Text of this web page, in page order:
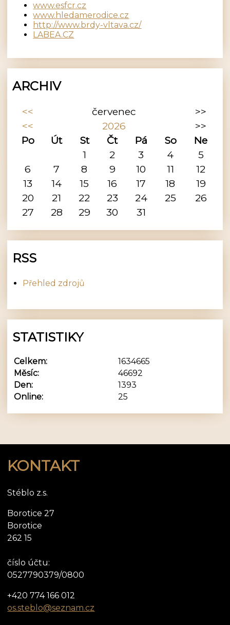
www.esfcr.cz
www.hledamerodice.cz
http://www.brdy-vltava.cz/
LABEA.CZ
ARCHIV
<< červenec
>>
<<
2026
>>
Po
Út St Čt Pá So
Ne
1
2 3 4
5
6
7 8 9 10 11
12
13
14 15 16 17 18
19
20
21 22 23 24 25
26
27
28 29 30 31
RSS
Přehled zdrojů
STATISTIKY
Online: 25
Celkem:
1634665
Měsíc:
46692
Den:
1393
KONTAKT
Stéblo z.s.
Borotice 27
Borotice
262 15
číslo účtu:
0527790379/0800
+420 774 166 012
os.steblo@seznam.cz